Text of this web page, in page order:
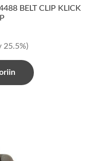
BELT CLIP KLICK
25.5%)